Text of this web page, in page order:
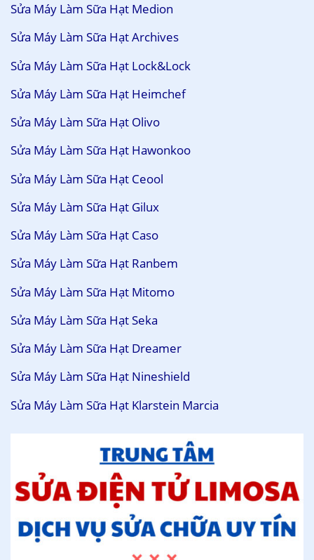
Sửa Máy Làm Sữa Hạt Medion
Sửa Máy Làm Sữa Hạt Archives
Sửa Máy Làm Sữa Hạt Lock&Lock
Sửa Máy Làm Sữa Hạt Heimchef
Sửa Máy Làm Sữa Hạt Olivo
Sửa Máy Làm Sữa Hạt Hawonkoo
Sửa Máy Làm Sữa Hạt Ceool
Sửa Máy Làm Sữa Hạt Gilux
Sửa Máy Làm Sữa Hạt Caso
Sửa Máy Làm Sữa Hạt Ranbem
Sửa Máy Làm Sữa Hạt Mitomo
Sửa Máy Làm Sữa Hạt Seka
Sửa Máy Làm Sữa Hạt Dreamer
Sửa Máy Làm Sữa Hạt Nineshield
Sửa Máy Làm Sữa Hạt Klarstein Marcia